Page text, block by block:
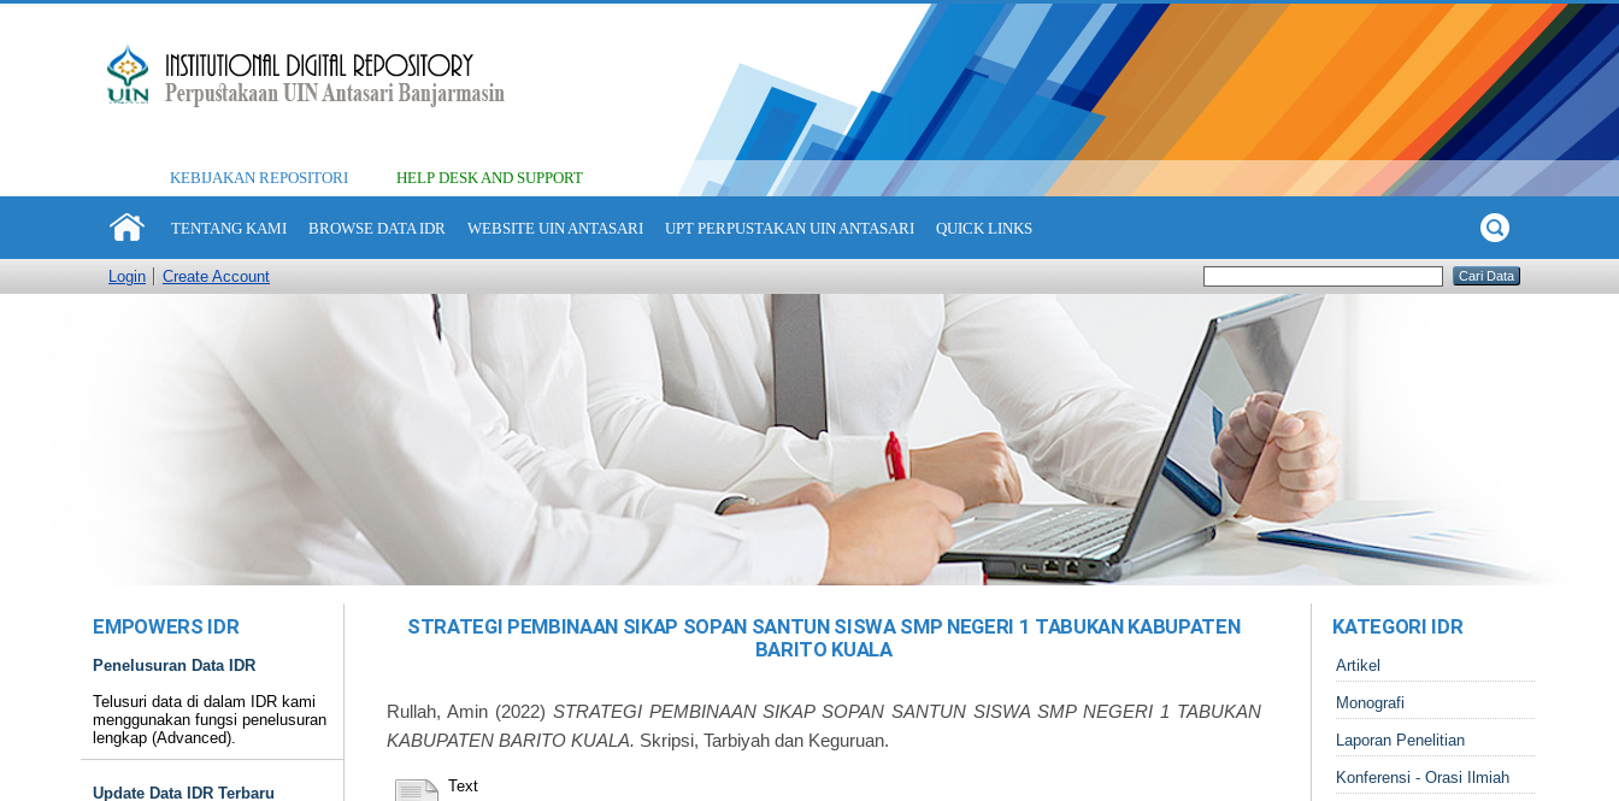
KEBIJAKAN REPOSITORI HELP DESK AND SUPPORT
TENTANG KAMI BROWSE DATA IDR WEBSITE UIN ANTASARI UPT PERPUSTAKAN UIN ANTASARI QUICK LINKS
Login Create Account
EMPOWERS IDR
Penelusuran Data IDR
Telusuri data di dalam IDR kami
menggunakan fungsi penelusuran
lengkap (Advanced).
Update Data IDR Terbaru
STRATEGI PEMBINAAN SIKAP SOPAN SANTUN SISWA SMP NEGERI 1 TABUKAN KABUPATEN
BARITO KUALA
Rullah, Amin(2022) STRATEGI PEMBINAAN SIKAP SOPAN SANTUN SISWA SMP NEGERI 1 TABUKAN
KABUPATEN BARITO KUALA. Skripsi, Tarbiyah dan Keguruan.
Text
KATEGORI IDR
Artikel
Monografi
Laporan Penelitian
Konferensi - Orasi Ilmiah